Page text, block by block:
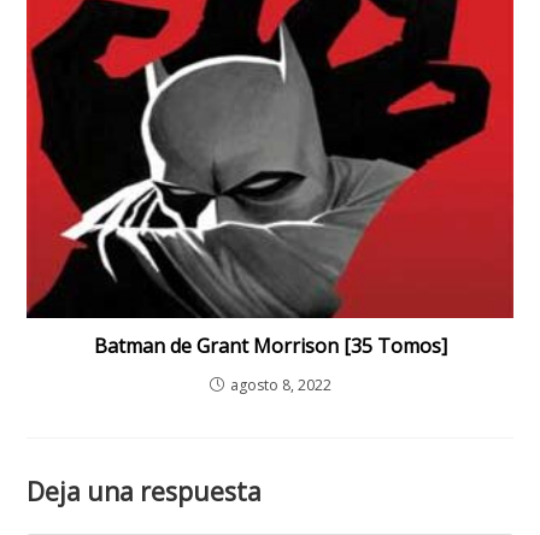
Batman de Grant Morrison [35 Tomos]
agosto 8, 2022
Deja una respuesta